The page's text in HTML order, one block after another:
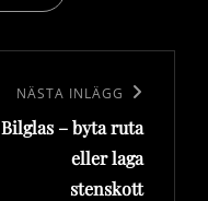
Nästa
inlägg
NÄSTA INLÄGG
Bilglas – byta ruta
eller laga
stenskott